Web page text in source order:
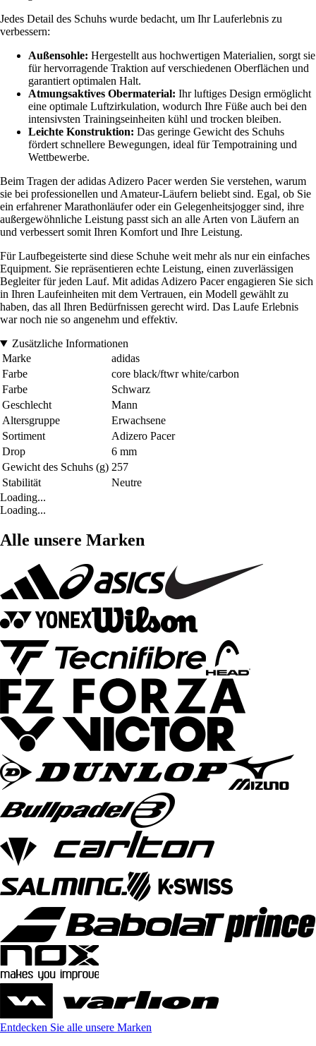
Jedes Detail des Schuhs wurde bedacht, um Ihr Lauferlebnis zu
verbessern:
Außensohle: Hergestellt aus hochwertigen Materialien, sorgt sie
für hervorragende Traktion auf verschiedenen Oberflächen und
garantiert optimalen Halt.
Atmungsaktives Obermaterial: Ihr luftiges Design ermöglicht
eine optimale Luftzirkulation, wodurch Ihre Füße auch bei den
intensivsten Trainingseinheiten kühl und trocken bleiben.
Leichte Konstruktion: Das geringe Gewicht des Schuhs
fördert schnellere Bewegungen, ideal für Tempotraining und
Wettbewerbe.
Beim Tragen der adidas Adizero Pacer werden Sie verstehen, warum
sie bei professionellen und Amateur-Läufern beliebt sind. Egal, ob Sie
ein erfahrener Marathonläufer oder ein Gelegenheitsjogger sind, ihre
außergewöhnliche Leistung passt sich an alle Arten von Läufern an
und verbessert somit Ihren Komfort und Ihre Leistung.
Für Laufbegeisterte sind diese Schuhe weit mehr als nur ein einfaches
Equipment. Sie repräsentieren echte Leistung, einen zuverlässigen
Begleiter für jeden Lauf. Mit adidas Adizero Pacer engagieren Sie sich
in Ihren Laufeinheiten mit dem Vertrauen, ein Modell gewählt zu
haben, das all Ihren Bedürfnissen gerecht wird. Das Laufe Erlebnis
war noch nie so angenehm und effektiv.
Zusätzliche Informationen
Marke
adidas
Farbe
core black/ftwr white/carbon
Farbe
Schwarz
Geschlecht
Mann
Altersgruppe
Erwachsene
Sortiment
Adizero Pacer
Drop
6 mm
Gewicht des Schuhs (g) 257
Stabilität
Neutre
Loading...
Loading...
Alle unsere Marken
Entdecken Sie alle unsere Marken